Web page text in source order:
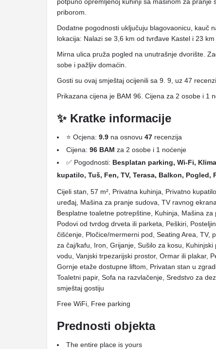
priborom.
Dodatne pogodnosti uključuju blagovaonicu, kauč
lokacija: Nalazi se 3,6 km od tvrđave Kastel i 23
Mirna ulica pruža pogled na unutrašnje dvorište.
sobe i pažljiv domaćin.
Gosti su ovaj smještaj ocijenili sa 9. 9, uz 47
Prikazana cijena je BAM 96. Cijena za 2 osobe i 1
✨ Kratke informacije
⭐ Ocjena: 9.9 na osnovu 47 recenzija
Cijena: 96 BAM za 2 osobe i 1 noćenje
✅ Pogodnosti: Besplatan parking, Wi-Fi,
kupatilo, Tuš, Fen, TV, Terasa, Balkon,
Cijeli stan, 57 m², Privatna kuhinja, Privatno
uređaj, Mašina za pranje sudova, TV ravnog
Besplatne toaletne potrepštine, Kuhinja, Mašina za
Podovi od tvrdog drveta ili parketa, Peškiri,
čišćenje, Pločice/mermerni pod, Seating Area, TV,
za čaj/kafu, Iron, Grijanje, Sušilo za kosu,
vodu, Vanjski trpezarijski prostor, Ormar ili plakar,
Gornje etaže dostupne liftom, Privatan stan u
Toaletni papir, Sofa na razvlačenje, Sredstvo za
smještaj gostiju
Free WiFi, Free parking
Prednosti objekta
The entire place is yours